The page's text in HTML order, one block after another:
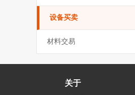
设备买卖
材料交易
关于